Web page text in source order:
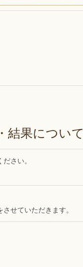
結果について
さい。
せていただきます。